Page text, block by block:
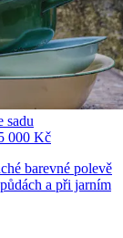
sadu
000 Kč
barevné polevě
a při jarním